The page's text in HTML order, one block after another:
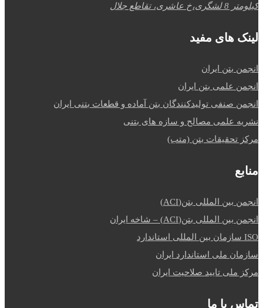
کیلومتر 8 لشگری،خ عاشری، تقاطع جلال
لینک های مفید
انجمن بتن ایران
انجمن علمی بتن ایران
انجمن صنفی تولیدکنندگان بتن آماده و قطعات بتنی ایران
نشریه علمی مصالح و سازه های بتنی
مرکز تحقیقات بتن (متب)
منابع
انجمن بین المللی بتن(ACI)
انجمن بین المللی بتن(ACI) – شاخه ایران
ISO سازمان بین المللی استاندارد
سازمان ملی استاندارد ایران
مرکز ملی تایید صلاحیت ایران
تماس با ما